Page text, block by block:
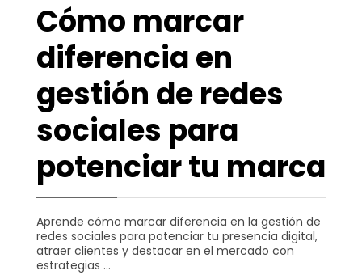
Cómo marcar
diferencia en
gestión de redes
sociales para
potenciar tu marca
Aprende cómo marcar diferencia en la gestión de
redes sociales para potenciar tu presencia digital,
atraer clientes y destacar en el mercado con
estrategias …